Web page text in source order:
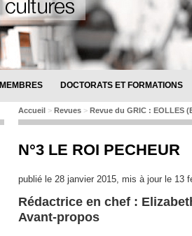
MEMBRES DOCTORATS ET FORMATIONS
Accueil > Revues > Revue du GRIC : EOLLES
N°3 LE ROI PECHEUR
publié le 28 janvier 2015, mis à jour le 13
Rédactrice en chef :
Avant-propos